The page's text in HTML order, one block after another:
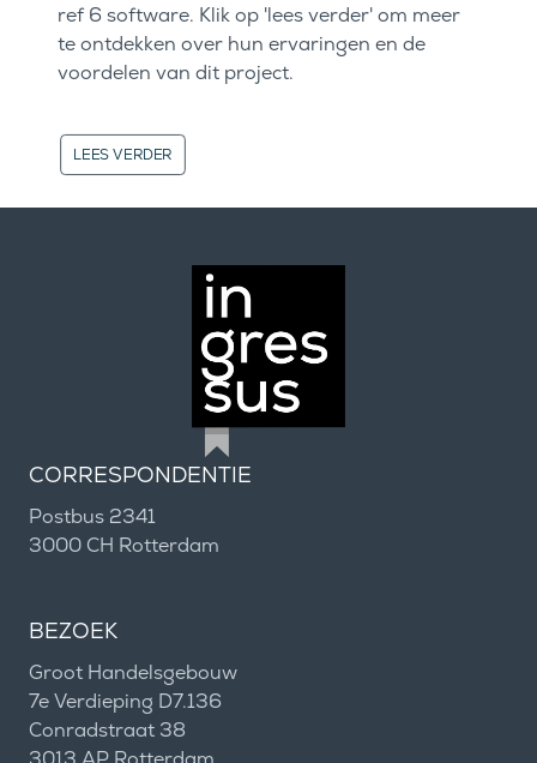
ref 6 software. Klik op 'lees verder' om meer
te ontdekken over hun ervaringen en de
voordelen van dit project.
LEES VERDER
CORRESPONDENTIE
Postbus 2341
3000 CH Rotterdam
BEZOEK
Groot Handelsgebouw
7e Verdieping D7.136
Conradstraat 38